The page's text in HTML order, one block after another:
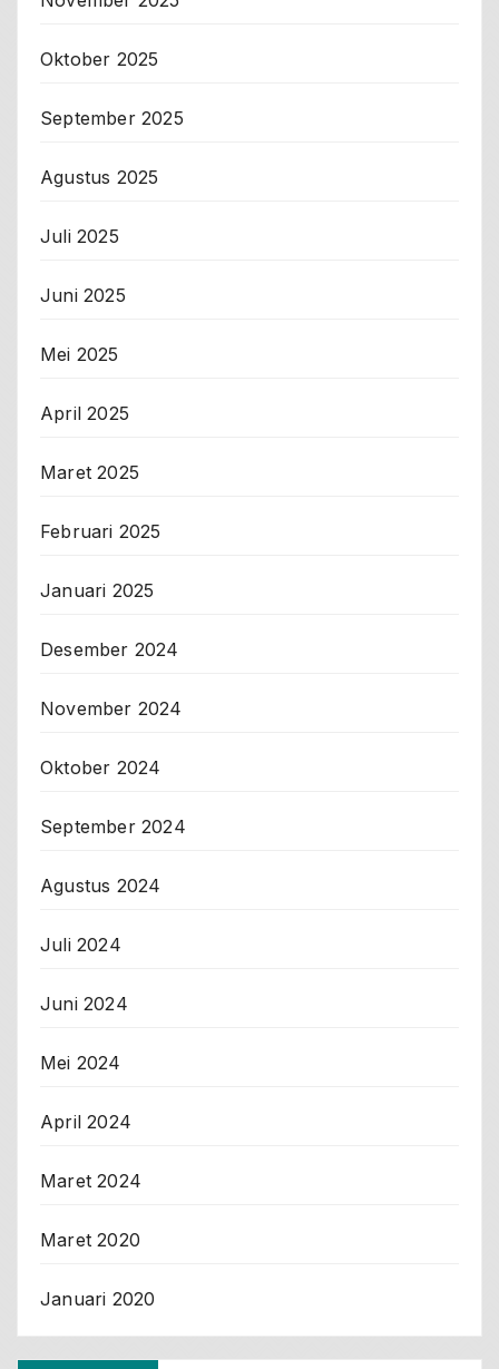
Oktober 2025
September 2025
Agustus 2025
Juli 2025
Juni 2025
Mei 2025
April 2025
Maret 2025
Februari 2025
Januari 2025
Desember 2024
November 2024
Oktober 2024
September 2024
Agustus 2024
Juli 2024
Juni 2024
Mei 2024
April 2024
Maret 2024
Maret 2020
Januari 2020